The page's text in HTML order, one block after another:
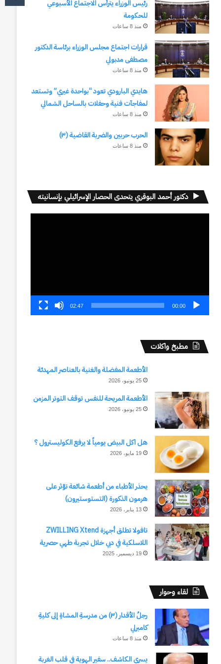
رئيس الوزراء يترأس الاجتماع الأسبوعي
للحكومة
منذ 8 ساعات
قرارات اجتماع مجلس الوزراء برئاسة الدكتور
مصطفى مدبولي
منذ 8 ساعات
هايدي البارودي تعود “بواحدة غيري” وتستعد
لمفاجآت فنية وحفلات بالساحل الشمالي
منذ 8 ساعات
الحرب حربين والضربة القاضية (٣)
منذ 8 ساعات
دكتور أحمد البوقري يتحدى الحصار الإسرائيلي بإنسانيته
00:00
02:47
مطبخ واكلات
الأطعمة المفضلة والغنية بالعناصر المهدئة
25 يونيو، 2026
الأطعمة المريحة للنفس توقف التوتر المزمن
25 يونيو، 2026
هل اكل البيض يومياً لا يرفع الكوليسترول ؟
19 مايو، 2026
يحذر الأطباء من أطعمة شائعة تؤثر على
هرمون الذكورة (التستوستيرون)
13 يناير، 2026
تافولا تطلق أجهزة ZWILLING Xtend
اللاسلكية في دبي خلال تجربة طهي حصرية
19 ديسمبر، 2025
لقاء وحوار
رجلُ الأقدار (٣) من مدرسةِ المشاةِ إلى كليةِ
كامبرلي
منذ 8 ساعات
يسري الكاشف.. سفير الهوية في قلب الغربة